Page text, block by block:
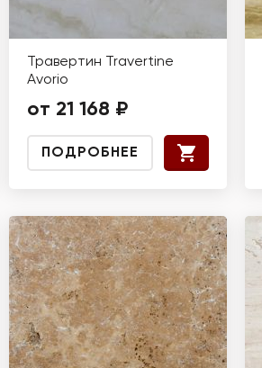
Травертин Travertine
Avorio
от 21 168 ₽
ПОДРОБНЕЕ